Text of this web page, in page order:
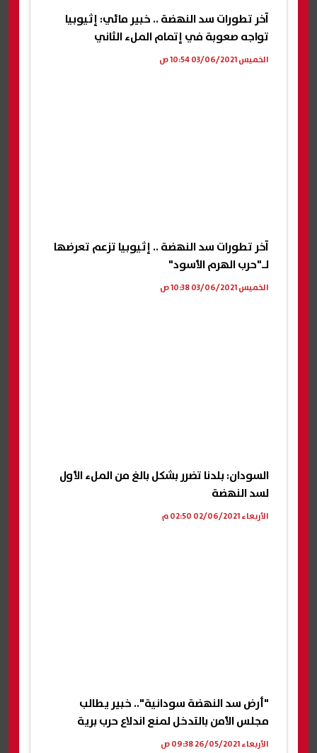
آخر تطورات سد النهضة .. خبير مائي: إثيوبيا
تواجه صعوبة في إتمام الملء الثاني
الخميس 03/06/2021 10:54 ص
آخر تطورات سد النهضة .. إثيوبيا تزعم تعرضها
لـ"حرب الهرم الأسود"
الخميس 03/06/2021 10:38 ص
السودان: بلدنا تضرر بشكل بالغ من الملء الأول
لسد النهضة
الأربعاء 02/06/2021 02:50 م
"أرض سد النهضة سودانية".. خبير يطالب
مجلس الأمن بالتدخل لمنع اندلاع حرب برية
الأربعاء 26/05/2021 09:38 ص